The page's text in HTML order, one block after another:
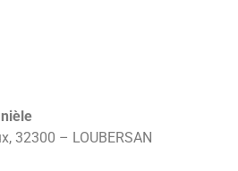
32300 – LOUBERSAN